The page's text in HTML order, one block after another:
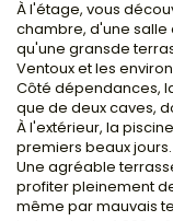
À l'étage, vous
chambre, d'une salle
qu'une gransde
Ventoux et les
Côté dépendances,
que de deux caves,
À l'extérieur, la
premiers beaux jours.
Une agréable
profiter pleinement
même par mauvais